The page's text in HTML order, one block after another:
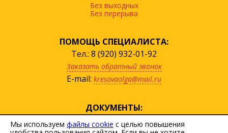
Без выходных
Без перерыва
ПОМОЩЬ СПЕЦИАЛИСТА:
Тел.: 8 (920) 932-01-92
Заказать обратный звонок
E-mail: kresovaolga@mail.ru
ДОКУМЕНТЫ:
посмотреть прайс
Мы используем файлы cookie с целью повышения